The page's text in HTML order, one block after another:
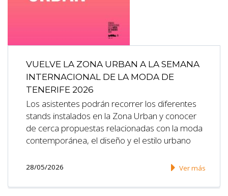
VUELVE LA ZONA URBAN A LA SEMANA
INTERNACIONAL DE LA MODA DE
TENERIFE 2026
Los asistentes podrán recorrer los diferentes
stands instalados en la Zona Urban y conocer
de cerca propuestas relacionadas con la moda
contemporánea, el diseño y el estilo urbano
28/05/2026 Ver más